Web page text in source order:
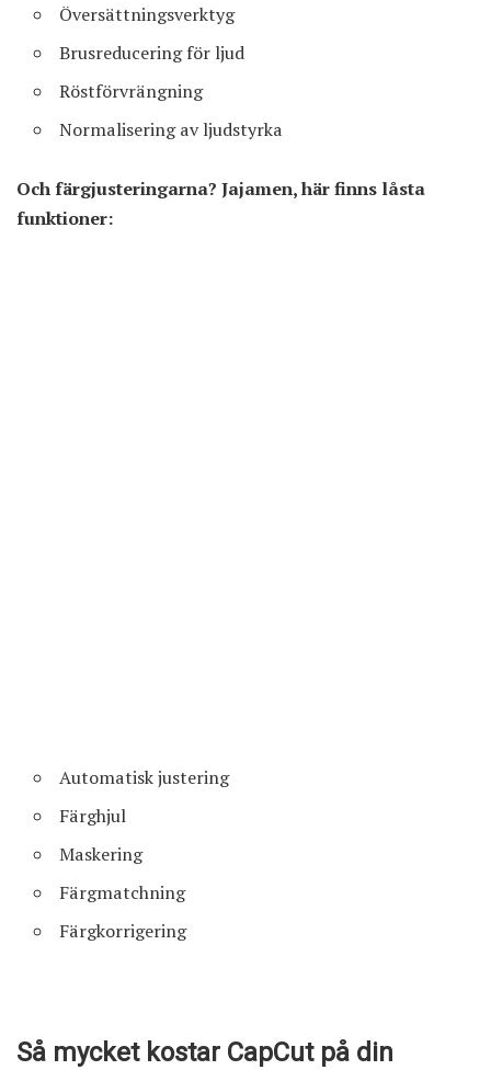
Översättningsverktyg
Brusreducering för ljud
Röstförvrängning
Normalisering av ljudstyrka
Och färgjusteringarna? Jajamen, här finns låsta
funktioner:
Automatisk justering
Färghjul
Maskering
Färgmatchning
Färgkorrigering
Så mycket kostar CapCut på din